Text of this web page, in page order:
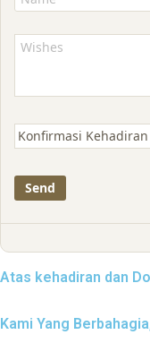
Atas kehadiran dan
Kami Yang